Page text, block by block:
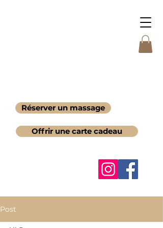
Réserver un massage
Offrir une carte cadeau
Post